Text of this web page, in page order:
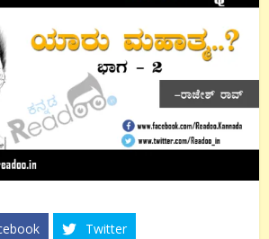
Twitter